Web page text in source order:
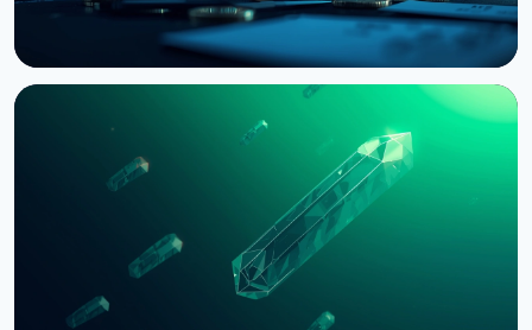
Bernstein предупреждает об обвале
крипторынка из-за провала CLARITY Act в